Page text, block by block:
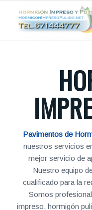
Pavimentos de
nuestros servicios
mejor servicio de
Nuestro equipo
cualificado para la
Somos
impreso, hormigón